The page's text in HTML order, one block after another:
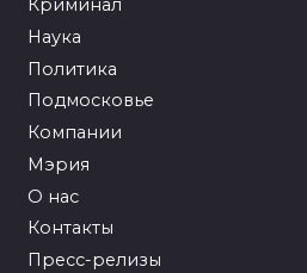
Криминал
Наука
Политика
Подмосковье
Компании
Мэрия
О нас
Контакты
Пресс-релизы